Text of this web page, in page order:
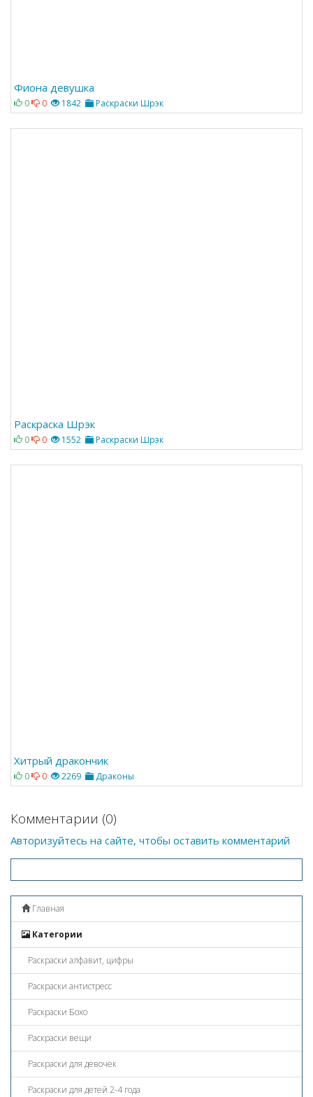
Фиона девушка
0 0 1842 Раскраски Шрэк
Раскраска Шрэк
0 0 1552 Раскраски Шрэк
Хитрый дракончик
0 0 2269 Драконы
Комментарии (0)
Авторизуйтесь на сайте, чтобы оставить комментарий
Главная
Категории
Раскраски алфавит, цифры
Раскраски антистресс
Раскраски Бохо
Раскраски вещи
Раскраски для девочек
Раскраски для детей 2-4 года